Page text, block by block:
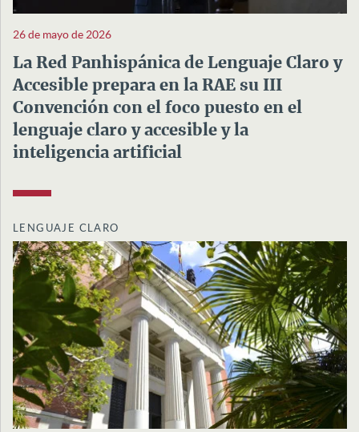
26 de mayo de 2026
La Red Panhispánica de Lenguaje Claro y
Accesible prepara en la RAE su III
Convención con el foco puesto en el
lenguaje claro y accesible y la
inteligencia artificial
LENGUAJE CLARO